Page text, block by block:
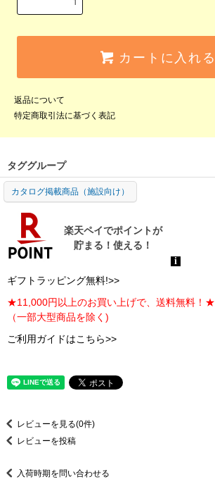
カートに入れる
返品について
特定商取引法に基づく表記
タググループ
カタログ掲載商品（施設向け）
ギフトラッピング無料!>>
★11,000円以上のお買い上げで、送料無料！★
（一部大型商品を除く)
ご利用ガイドはこちら>>
レビューを見る(0件)
レビューを投稿
入荷時期を問い合わせる